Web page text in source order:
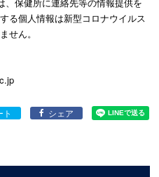
る個人情報は新型コロナウイルス
せん。
ト シェア